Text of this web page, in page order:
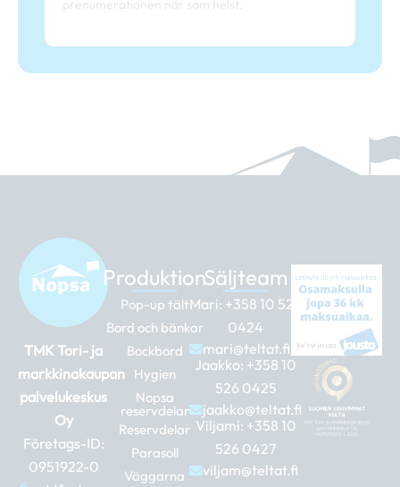
TMK Tori- ja
markkinakaupan
palvelukeskus
Oy
Företags-ID:
0951922-0
Produktion
Pop-up tält
Bord och bänkar
Bockbord
Hygien
Nopsa
reservdelar
Reservdelar
Parasoll
Väggarna
Säljteam
Mari: +358 10 526
0424
mari@teltat.fi
Jaakko: +358 10
526 0425
jaakko@teltat.fi
Viljami: +358 10
526 0427
viljam@teltat.fi